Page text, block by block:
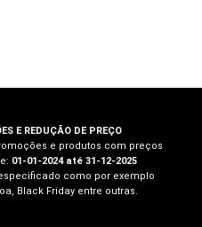
E REDUÇÃO DE PREÇO
e produtos com preços
01-01-2024 até 31-12-2025
como por exemplo
Black Friday entre outras.